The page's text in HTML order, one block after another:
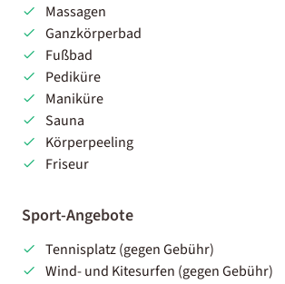
Massagen
Ganzkörperbad
Fußbad
Pediküre
Maniküre
Sauna
Körperpeeling
Friseur
Sport-Angebote
Tennisplatz (gegen Gebühr)
Wind- und Kitesurfen (gegen Gebühr)